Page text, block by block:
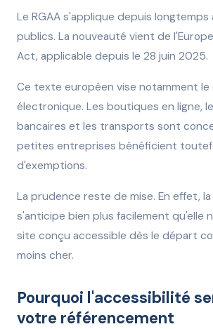
Le RGAA s'applique depuis longtemps
publics. La nouveauté vient de
Act, applicable depuis le 28 juin 2025.
Ce texte européen vise notamment le
électronique. Les boutiques en ligne,
bancaires et les transports sont
petites entreprises bénéficient
d'exemptions.
La prudence reste de mise. En effet,
s'anticipe bien plus facilement qu'elle
site conçu accessible dès le départ
moins cher.
Pourquoi l'accessibilité
votre référencement